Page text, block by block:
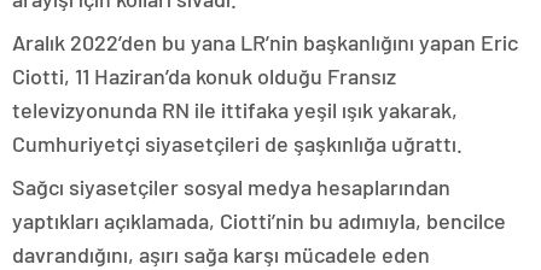
Aralık 2022’den bu yana LR’nin başkanlığını yapan Eric
Ciotti, 11 Haziran’da konuk olduğu Fransız
televizyonunda RN ile ittifaka yeşil ışık yakarak,
Cumhuriyetçi siyasetçileri de şaşkınlığa uğrattı.
Sağcı siyasetçiler sosyal medya hesaplarından
yaptıkları açıklamada, Ciotti’nin bu adımıyla, bencilce
davrandığını, aşırı sağa karşı mücadele eden